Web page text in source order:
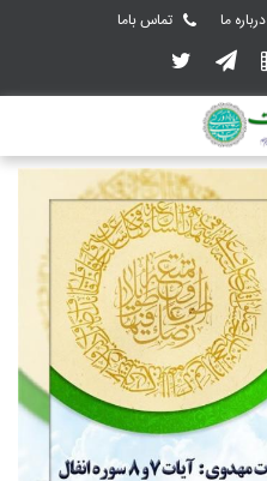
درباره ما تماس باما